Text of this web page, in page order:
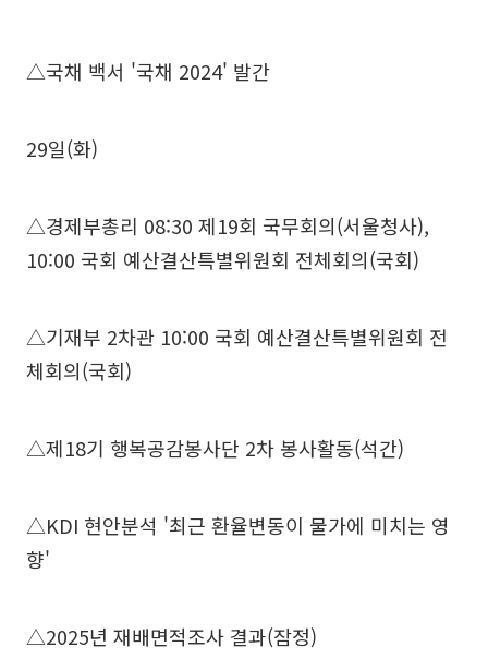
△국채 백서 '국채 2024' 발간
29일(화)
△경제부총리 08:30 제19회 국무회의(서울청사),
10:00 국회 예산결산특별위원회 전체회의(국회)
△기재부 2차관 10:00 국회 예산결산특별위원회 전
체회의(국회)
△제18기 행복공감봉사단 2차 봉사활동(석간)
△KDI 현안분석 '최근 환율변동이 물가에 미치는 영
향'
△2025년 재배면적조사 결과(잠정)